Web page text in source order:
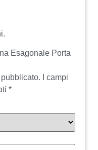
Esagonale Porta
I campi
*